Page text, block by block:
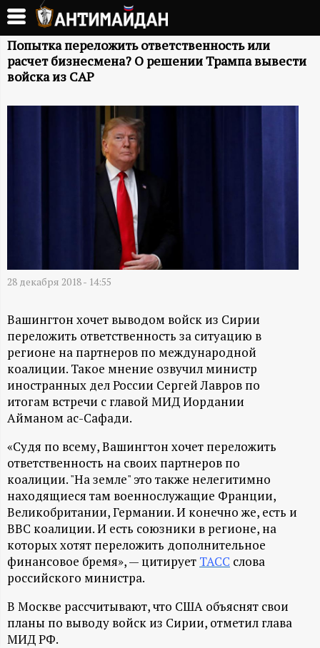
Перейти
основному
содержанию
А
Н
Т
Д
А
Н
-
и
н
ф
о
р
м
а
Попытка переложить ответственность или
расчет бизнесмена? О решении Трампа вывести
войска из САР
28 декабря 2018 - 14:55
Вашингтон хочет выводом войск из Сирии
переложить ответственность за ситуацию в
регионе на партнеров по международной
коалиции. Такое мнение озвучил министр
иностранных дел России Сергей Лавров по
итогам встречи с главой МИД Иордании
Айманом ас-Сафади.
«Судя по всему, Вашингтон хочет переложить
ответственность на своих партнеров по
коалиции. "На земле" это также нелегитимно
находящиеся там военнослужащие Франции,
Великобритании, Германии. И конечно же, есть и
ВВС коалиции. И есть союзники в регионе, на
которых хотят переложить дополнительное
финансовое бремя», — цитирует ТАСС слова
российского министра.
В Москве рассчитывают, что США объяснят свои
планы по выводу войск из Сирии, отметил глава
МИД РФ.